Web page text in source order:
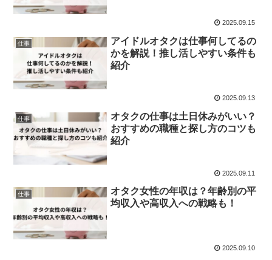
2025.09.15
仕事
アイドルオタクは仕事何してるの
かを解説！推し活しやすい条件も
紹介
2025.09.13
仕事
オタクの仕事は土日休みがいい？
おすすめの職種と探し方のコツも
紹介
2025.09.11
仕事
オタク女性の年収は？年齢別の平
均収入や高収入への戦略も！
2025.09.10